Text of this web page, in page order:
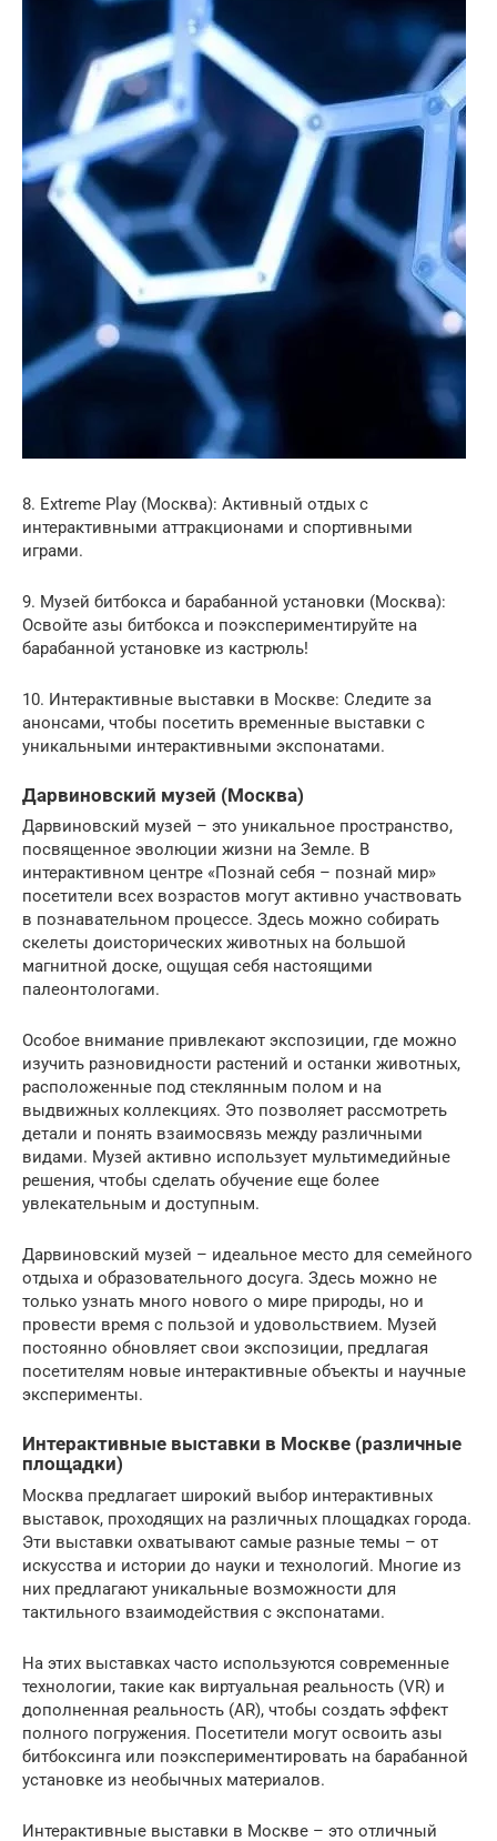
8. Extreme Play (Москва): Активный отдых с
интерактивными аттракционами и спортивными
играми.
9. Музей битбокса и барабанной установки (Москва):
Освойте азы битбокса и поэкспериментируйте на
барабанной установке из кастрюль!
10. Интерактивные выставки в Москве: Следите за
анонсами, чтобы посетить временные выставки с
уникальными интерактивными экспонатами.
Дарвиновский музей (Москва)
Дарвиновский музей – это уникальное пространство,
посвященное эволюции жизни на Земле. В
интерактивном центре «Познай себя – познай мир»
посетители всех возрастов могут активно участвовать
в познавательном процессе. Здесь можно собирать
скелеты доисторических животных на большой
магнитной доске, ощущая себя настоящими
палеонтологами.
Особое внимание привлекают экспозиции, где можно
изучить разновидности растений и останки животных,
расположенные под стеклянным полом и на
выдвижных коллекциях. Это позволяет рассмотреть
детали и понять взаимосвязь между различными
видами. Музей активно использует мультимедийные
решения, чтобы сделать обучение еще более
увлекательным и доступным.
Дарвиновский музей – идеальное место для семейного
отдыха и образовательного досуга. Здесь можно не
только узнать много нового о мире природы, но и
провести время с пользой и удовольствием. Музей
постоянно обновляет свои экспозиции, предлагая
посетителям новые интерактивные объекты и научные
эксперименты.
Интерактивные выставки в Москве (различные
площадки)
Москва предлагает широкий выбор интерактивных
выставок, проходящих на различных площадках города.
Эти выставки охватывают самые разные темы – от
искусства и истории до науки и технологий. Многие из
них предлагают уникальные возможности для
тактильного взаимодействия с экспонатами.
На этих выставках часто используются современные
технологии, такие как виртуальная реальность (VR) и
дополненная реальность (AR), чтобы создать эффект
полного погружения. Посетители могут освоить азы
битбоксинга или поэкспериментировать на барабанной
установке из необычных материалов.
Интерактивные выставки в Москве – это отличный